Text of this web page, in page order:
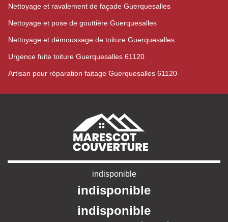
Nettoyage et ravalement de façade Guerquesalles
Nettoyage et pose de gouttière Guerquesalles
Nettoyage et démoussage de toiture Guerquesalles
Urgence fuite toiture Guerquesalles 61120
Artisan pour réparation faitage Guerquesalles 61120
indisponible
indisponible
indisponible